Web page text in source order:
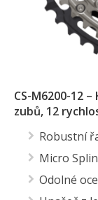
CS-M6200-12 –
zubů, 12
Robustní
Micro
Odolné